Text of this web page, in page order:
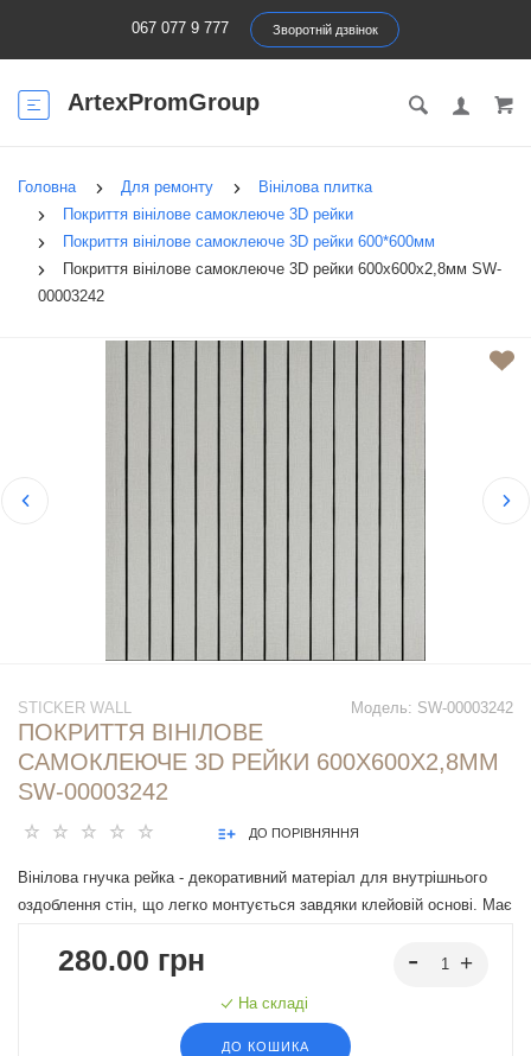
067 077 9 777 Зворотній дзвінок
ArtexPromGroup
Головна Для ремонту
Вінілова плитка
Покриття вінілове самоклеюче 3D рейки
Покриття вінілове самоклеюче 3D рейки 600*600мм
Покриття вінілове самоклеюче 3D рейки 600х600х2,8мм SW-
00003242
Модель: SW-00003242
STICKER WALL
ПОКРИТТЯ ВІНІЛОВЕ
САМОКЛЕЮЧЕ 3D РЕЙКИ 600Х600Х2,8ММ
SW-00003242
ДО ПОРІВНЯННЯ
Вінілова гнучка рейка - декоративний матеріал для внутрішнього
оздоблення стін, що легко монтується завдяки клейовій основі. Має
інтер'єрні рішення.
280.00 грн
На складі
ДО КОШИКА